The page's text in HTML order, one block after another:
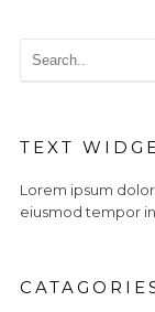
TEXT
Lorem ipsum
eiusmod tempor